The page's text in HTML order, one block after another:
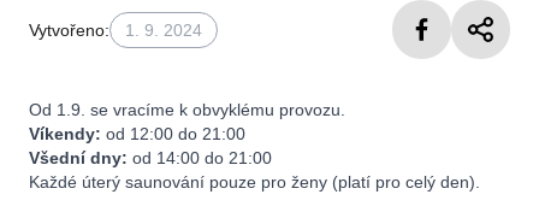
Vytvořeno: 1. 9. 2024
Od 1.9. se vracíme k obvyklému provozu.
Víkendy: od 12:00 do 21:00
Všední dny: od 14:00 do 21:00
Každé úterý saunování pouze pro ženy (platí pro celý den).